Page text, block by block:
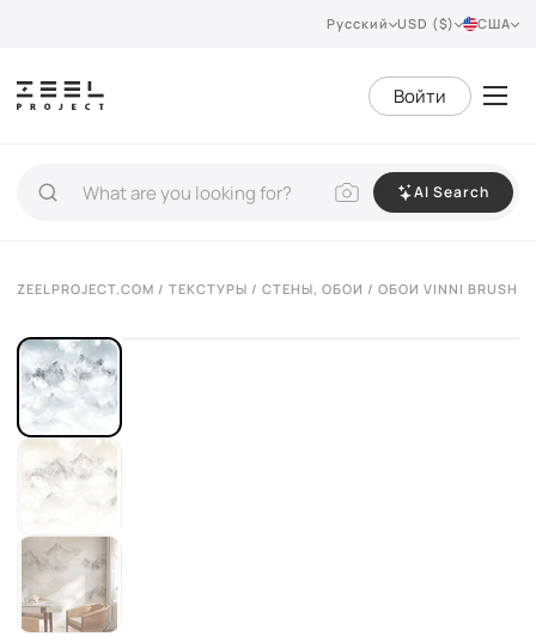
Русский USD ($) США
Войти
AI Search
ZEELPROJECT.COM / ТЕКСТУРЫ / СТЕНЫ, ОБОИ / ОБОИ VINNI BRUSH